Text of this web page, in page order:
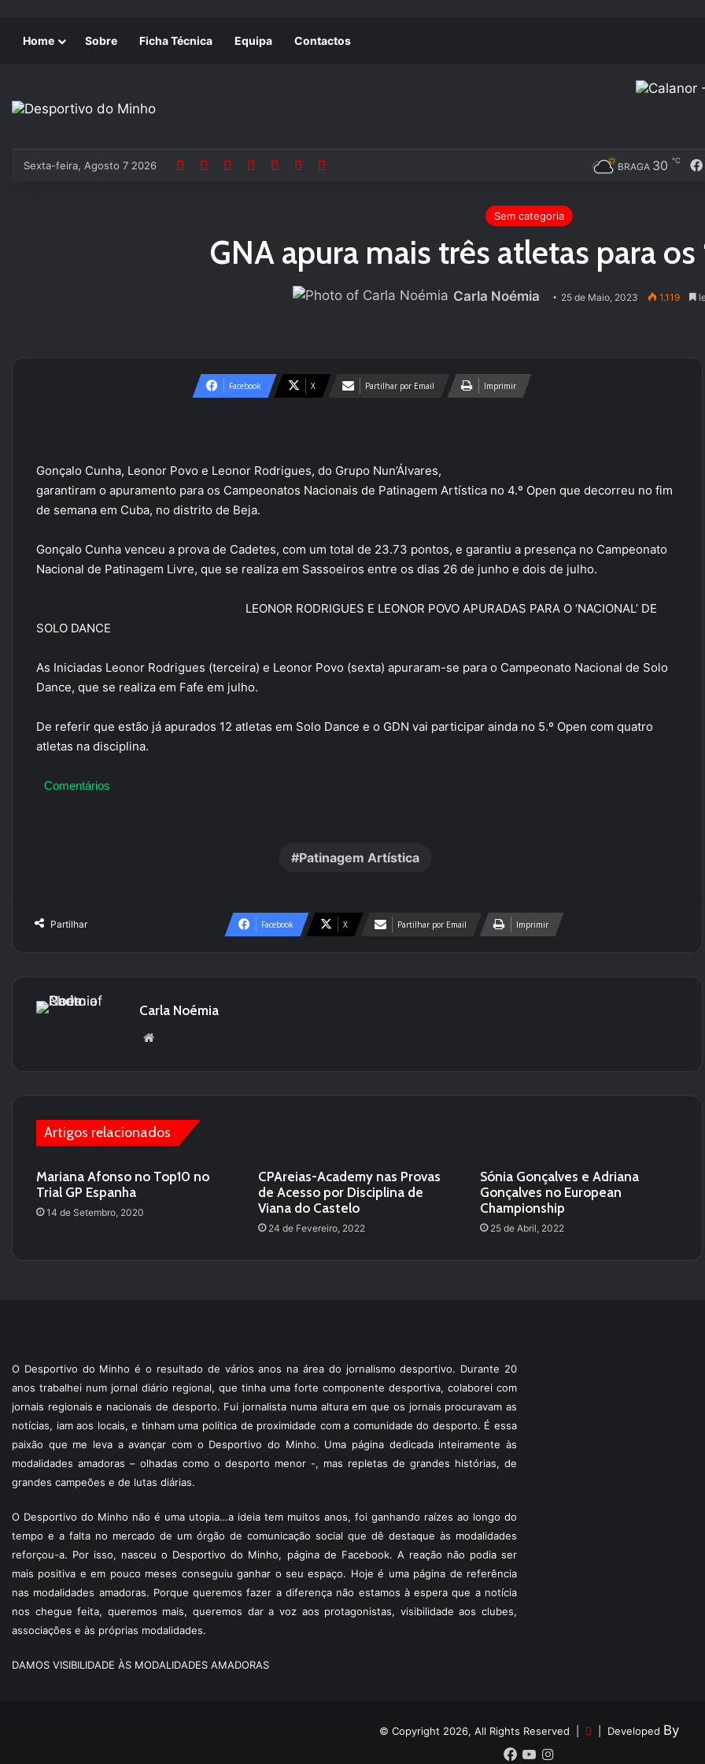
Home Sobre Ficha Técnica Equipa Contactos
Sexta-feira, Agosto 7 2026 BRAGA 30 ℃
Sem categoria
GNA apura mais três atletas para os
Carla Noémia 25 de Maio, 2023 1.119
Facebook X Partilhar por Email Imprimir
Gonçalo Cunha, Leonor Povo e Leonor Rodrigues, do Grupo Nun’Álvares,
garantiram o apuramento para os Campeonatos Nacionais de Patinagem Artística no 4.º Open que decorreu no fim
de semana em Cuba, no distrito de Beja.
Gonçalo Cunha venceu a prova de Cadetes, com um total de 23.73 pontos, e garantiu a presença no Campeonato
Nacional de Patinagem Livre, que se realiza em Sassoeiros entre os dias 26 de junho e dois de julho.
LEONOR RODRIGUES E LEONOR POVO APURADAS PARA O ‘NACIONAL’ DE
SOLO DANCE
As Iniciadas Leonor Rodrigues (terceira) e Leonor Povo (sexta) apuraram-se para o Campeonato Nacional de Solo
Dance, que se realiza em Fafe em julho.
De referir que estão já apurados 12 atletas em Solo Dance e o GDN vai participar ainda no 5.º Open com quatro
atletas na disciplina.
Comentários
Patinagem Artística
Partilhar Facebook X Partilhar por Email Imprimir
Carla Noémia
Artigos relacionados
Mariana Afonso no Top10 no
Trial GP Espanha
14 de Setembro, 2020
CPAreias-Academy nas Provas
de Acesso por Disciplina de
Viana do Castelo
24 de Fevereiro, 2022
Sónia Gonçalves e Adriana
Gonçalves no European
Championship
25 de Abril, 2022
O Desportivo do Minho é o resultado de vários anos na área do jornalismo desportivo. Durante 20
anos trabalhei num jornal diário regional, que tinha uma forte componente desportiva, colaborei com
jornais regionais e nacionais de desporto. Fui jornalista numa altura em que os jornais procuravam as
notícias, iam aos locais, e tinham uma política de proximidade com a comunidade do desporto. É essa
paixão que me leva a avançar com o Desportivo do Minho. Uma página dedicada inteiramente às
modalidades amadoras – olhadas como o desporto menor -, mas repletas de grandes histórias, de
grandes campeões e de lutas diárias.
O Desportivo do Minho não é uma utopia…a ideia tem muitos anos, foi ganhando raízes ao longo do
tempo e a falta no mercado de um órgão de comunicação social que dê destaque às modalidades
reforçou-a. Por isso, nasceu o Desportivo do Minho, página de Facebook. A reação não podia ser
mais positiva e em pouco meses conseguiu ganhar o seu espaço. Hoje é uma página de referência
nas modalidades amadoras. Porque queremos fazer a diferença não estamos à espera que a notícia
nos chegue feita, queremos mais, queremos dar a voz aos protagonistas, visibilidade aos clubes,
associações e às próprias modalidades.
DAMOS VISIBILIDADE ÀS MODALIDADES AMADORAS
© Copyright 2026, All Rights Reserved | | Developed By
Facebook
YouTube
Instagram